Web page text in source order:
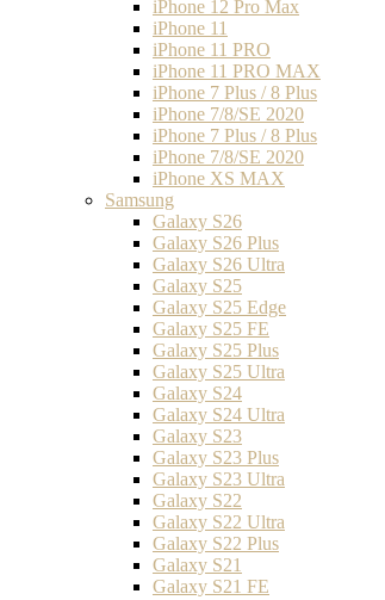
iPhone 12 Pro Max
iPhone 11
iPhone 11 PRO
iPhone 11 PRO MAX
iPhone 7 Plus / 8 Plus
iPhone 7/8/SE 2020
iPhone 7 Plus / 8 Plus
iPhone 7/8/SE 2020
iPhone XS MAX
Samsung
Galaxy S26
Galaxy S26 Plus
Galaxy S26 Ultra
Galaxy S25
Galaxy S25 Edge
Galaxy S25 FE
Galaxy S25 Plus
Galaxy S25 Ultra
Galaxy S24
Galaxy S24 Ultra
Galaxy S23
Galaxy S23 Plus
Galaxy S23 Ultra
Galaxy S22
Galaxy S22 Ultra
Galaxy S22 Plus
Galaxy S21
Galaxy S21 FE